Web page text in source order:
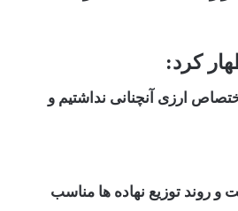
کرد:
روند توزیع نهاده ها مناسب